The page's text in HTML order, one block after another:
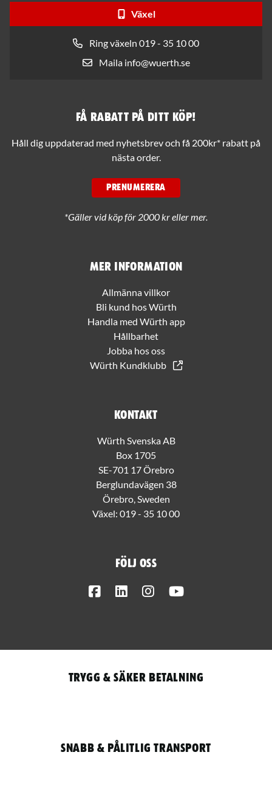
Växel
Ring växeln 019 - 35 10 00
Maila info@wuerth.se
Mer information
Allmänna villkor
Bli kund hos Würth
Handla med Würth app
Hållbarhet
Jobba hos oss
Würth Kundklubb
Kontakt
Würth Svenska AB
Box 1705
SE-701 17 Örebro
Berglundavägen 38
Örebro, Sweden
Växel: 019 - 35 10 00
Följ oss
FacebookLinkedInInstagram
Få rabatt på ditt köp!
Håll dig uppdaterad med nyhetsbrev och få 200kr* rabatt på
nästa order.
PRENUMERERA
*Gäller vid köp för 2000 kr eller mer.
Trygg & säker betalning
Snabb & pålitlig transport